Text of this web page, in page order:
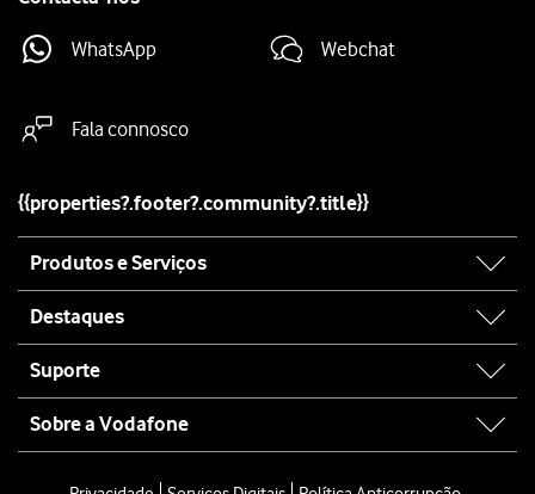
WhatsApp Webchat
Fala connosco
{{properties?.footer?.community?.title}}
map
Produtos e Serviços
Destaques
Suporte
Sobre a Vodafone